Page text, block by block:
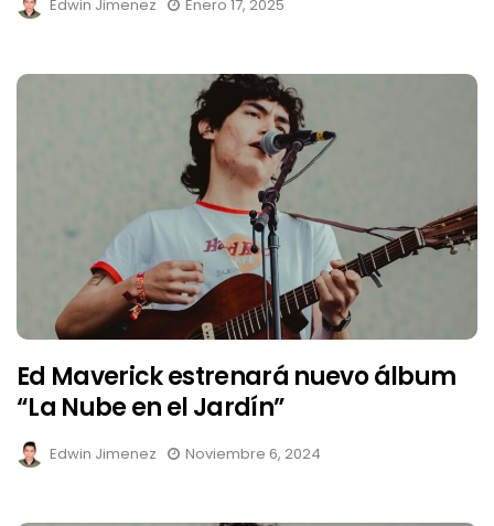
Edwin Jimenez Enero 17, 2025
Ed Maverick estrenará nuevo álbum
“La Nube en el Jardín”
Edwin Jimenez Noviembre 6, 2024